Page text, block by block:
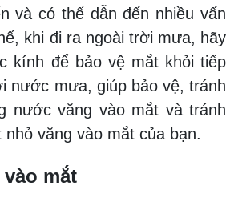
và có thể dẫn đến nhiều vấn
khi đi ra ngoài trời mưa, hãy
kính để bảo vệ mắt khỏi tiếp
nước mưa, giúp bảo vệ, tránh
nước văng vào mắt và tránh
văng vào mắt của bạn.
mắt